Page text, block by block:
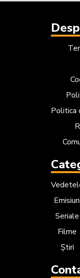
Politica
Emisiuni
Seriale
Filme
Știri